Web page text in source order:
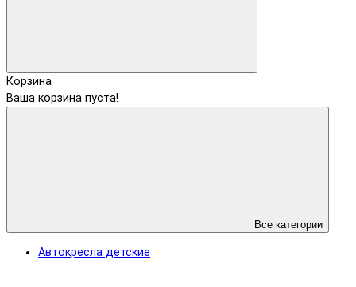
Корзина
Ваша корзина пуста!
Все категории
Автокресла детские